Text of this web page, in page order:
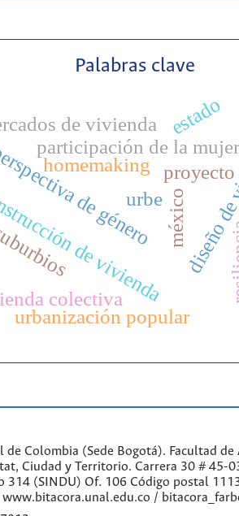
Palabras clave
de vivienda
de género
participación de la
homemaking
colectiva
urbe
proyecto
de vivienda
méxico
estado
urbanización popular
de Colombia (Sede Bogotá). Facultad
Ciudad y Territorio. Carrera 30 # 45-
314 (SINDU) Of. 106 Código postal
/